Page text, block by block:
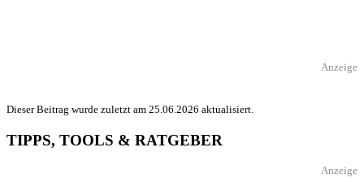
Anzeige
Dieser Beitrag wurde zuletzt am 25.06.2026 aktualisiert.
TIPPS, TOOLS & RATGEBER
Anzeige